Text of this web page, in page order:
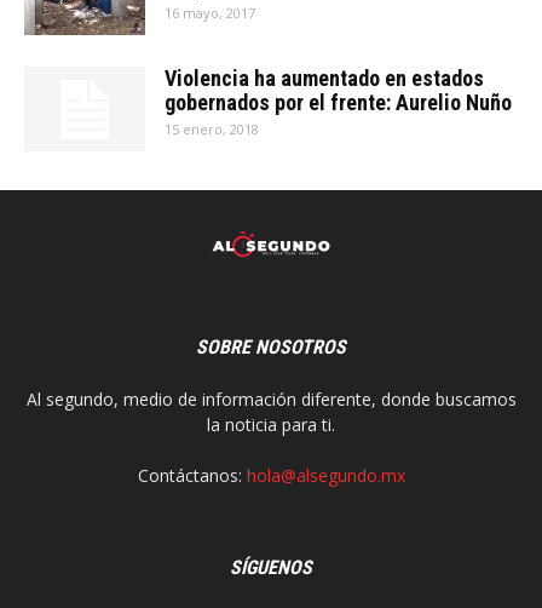
16 mayo, 2017
Violencia ha aumentado en estados
gobernados por el frente: Aurelio Nuño
15 enero, 2018
SOBRE NOSOTROS
Al segundo, medio de información diferente, donde buscamos
la noticia para ti.
Contáctanos: hola@alsegundo.mx
SÍGUENOS